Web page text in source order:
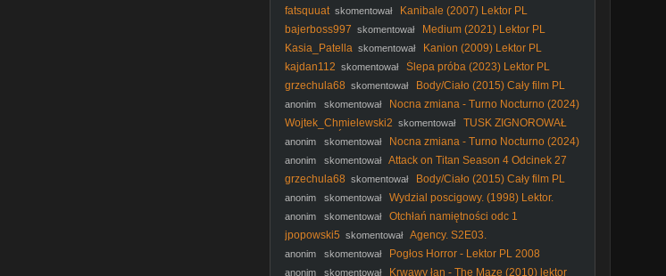
fatsquuat skomentował
Kanibale (2007) Lektor PL
bajerboss997 skomentował
Medium (2021) Lektor PL
Kasia_Patella skomentował
Kanion (2009) Lektor PL
kajdan112 skomentował
Ślepa próba (2023) Lektor PL
grzechula68 skomentował Body/Ciało (2015) Cały film PL
anonim skomentował
Nocna zmiana - Turno Nocturno (2024)
[Lektor PL]
Wojtek_Chmielewski2 skomentował
TUSK ZIGNOROWAŁ
BOHATERÓW?
anonim skomentował
Nocna zmiana - Turno Nocturno (2024)
[Lektor PL]
anonim skomentował Attack on Titan Season 4 Odcinek 27
[Napisy PL]
grzechula68 skomentował Body/Ciało (2015) Cały film PL
anonim skomentował Wydzial poscigowy. (1998) Lektor.
anonim skomentował
Otchłań namiętności odc 1
jpopowski5 skomentował Agency. S2E03.
anonim skomentował Pogłos Horror - Lektor PL 2008
anonim skomentował Krwawy łan - The Maze (2010) lektor